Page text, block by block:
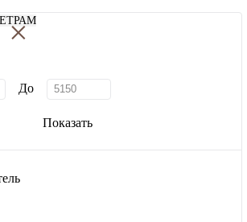
×
До
Показать